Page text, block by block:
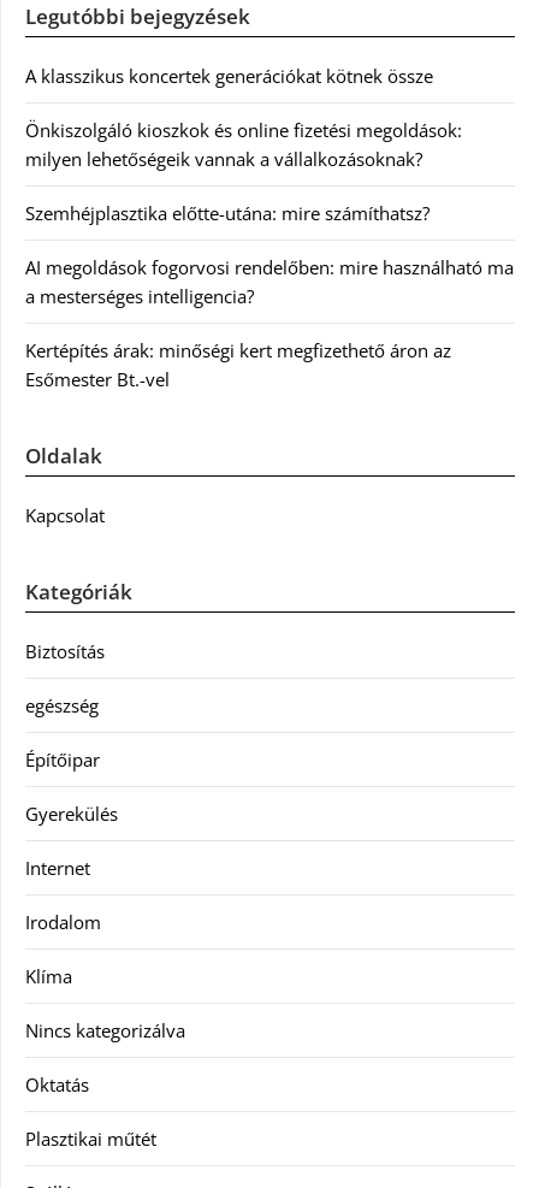
Legutóbbi bejegyzések
A klasszikus koncertek generációkat kötnek össze
Önkiszolgáló kioszkok és online fizetési megoldások:
milyen lehetőségeik vannak a vállalkozásoknak?
Szemhéjplasztika előtte-utána: mire számíthatsz?
AI megoldások fogorvosi rendelőben: mire használható ma
a mesterséges intelligencia?
Kertépítés árak: minőségi kert megfizethető áron az
Esőmester Bt.-vel
Oldalak
Kapcsolat
Kategóriák
Biztosítás
egészség
Építőipar
Gyerekülés
Internet
Irodalom
Klíma
Nincs kategorizálva
Oktatás
Plasztikai műtét